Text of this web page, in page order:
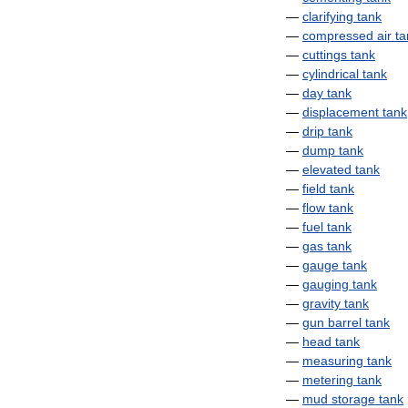
— clarifying tank
— compressed air
— cuttings tank
— cylindrical tank
— day tank
— displacement tank
— drip tank
— dump tank
— elevated tank
— field tank
— flow tank
— fuel tank
— gas tank
— gauge tank
— gauging tank
— gravity tank
— gun barrel tank
— head tank
— measuring tank
— metering tank
— mud storage tank